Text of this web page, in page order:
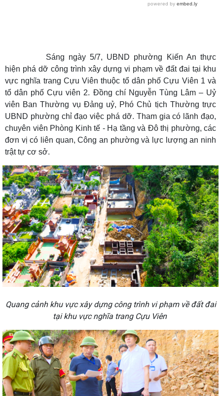
Sáng ngày 5/7, UBND phường Kiến An thực
hiện phá dỡ công trình xây dựng vi phạm về đất đai tại khu
vực nghĩa trang Cựu Viên thuộc tổ dân phố Cựu Viên 1 và
tổ dân phố Cựu viên 2. Đồng chí Nguyễn Tùng Lâm – Uỷ
viên Ban Thường vụ Đảng uỷ, Phó Chủ tịch Thường trực
UBND phường chỉ đạo việc phá dỡ. Tham gia có lãnh đạo,
chuyên viên Phòng Kinh tế - Hạ tầng và Đô thị phường, các
đơn vị có liên quan, Công an phường và lực lượng an ninh
trật tự cơ sở.
Quang cảnh khu vực xây dựng công trình vi phạm về đất đai
tại khu vực nghĩa trang Cựu Viên